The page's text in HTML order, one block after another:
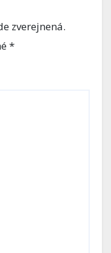
zverejnená.
*